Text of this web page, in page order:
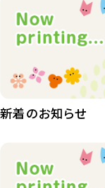
植物園長の庭
植物園 その他
桜情報
紅葉情報
イベント
新着のお知らせ